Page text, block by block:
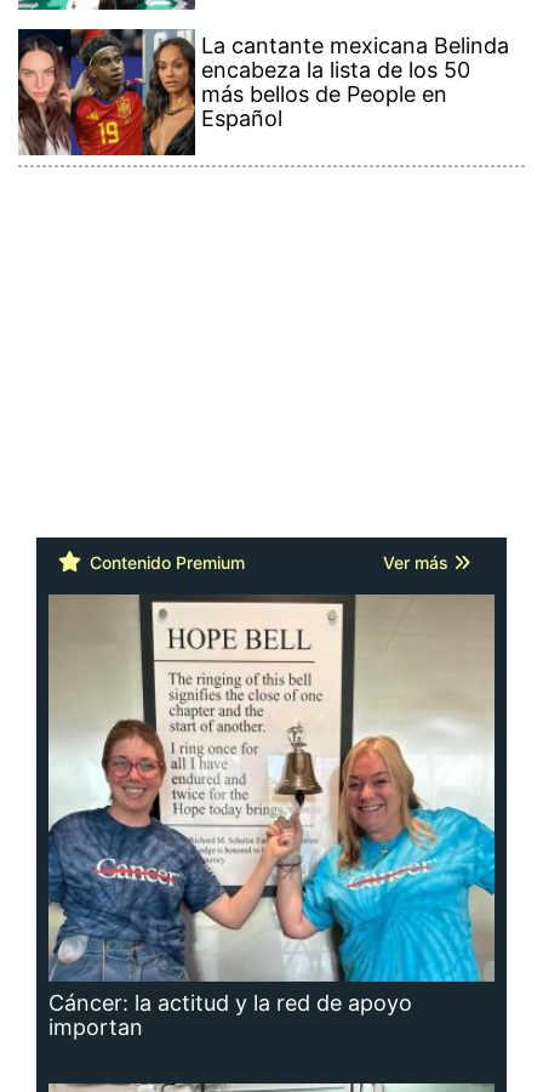
La cantante mexicana Belinda
encabeza la lista de los 50
más bellos de People en
Español
Contenido Premium Ver más
Cáncer: la actitud y la red de apoyo
importan